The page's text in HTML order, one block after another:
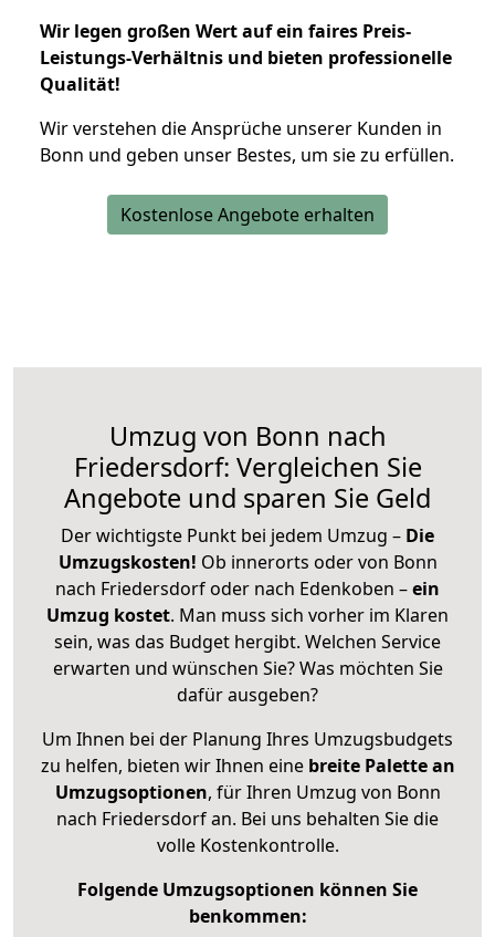
Wir legen großen Wert auf ein faires Preis-
Leistungs-Verhältnis und bieten professionelle
Qualität!
Wir verstehen die Ansprüche unserer Kunden in
Bonn und geben unser Bestes, um sie zu erfüllen.
Kostenlose Angebote erhalten
Umzug von Bonn nach
Friedersdorf: Vergleichen Sie
Angebote und sparen Sie Geld
Der wichtigste Punkt bei jedem Umzug – Die
Umzugskosten! Ob innerorts oder von Bonn
nach Friedersdorf oder nach Edenkoben –ein
Umzug kostet. Man muss sich vorher im Klaren
sein, was das Budget hergibt. Welchen Service
erwarten und wünschen Sie? Was möchten Sie
dafür ausgeben?
Um Ihnen bei der Planung Ihres Umzugsbudgets
zu helfen, bieten wir Ihnen eine breite Palette an
Umzugsoptionen, für Ihren Umzug von Bonn
nach Friedersdorf an. Bei uns behalten Sie die
volle Kostenkontrolle.
Folgende Umzugsoptionen können Sie
benkommen: